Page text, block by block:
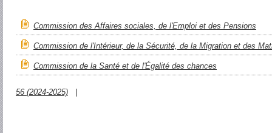
Commission des Affaires sociales, de l'Emploi et des Pensions
Commission de l'Intérieur, de la Sécurité, de la Migration et des
Commission de la Santé et de l'Égalité des chances
56 (2024-2025)